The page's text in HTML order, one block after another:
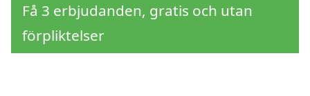
Få 3 erbjudanden, gratis och utan
förpliktelser